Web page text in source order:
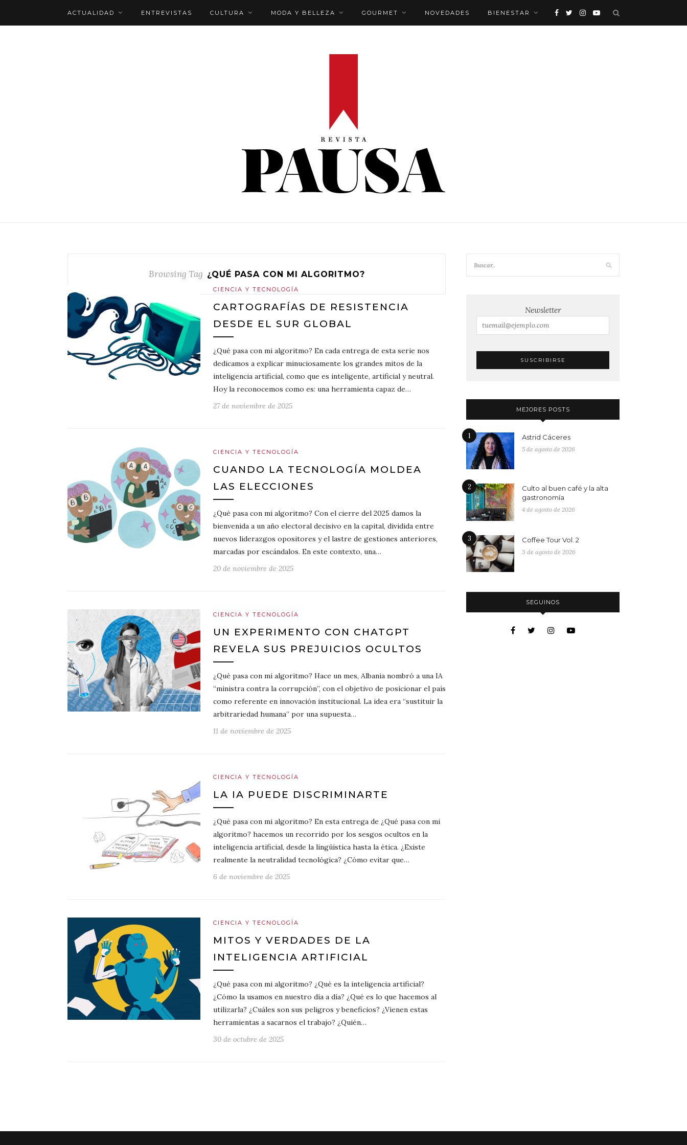
ACTUALIDAD ENTREVISTAS CULTURA MODA Y BELLEZA GOURMET NOVEDADES BIENESTAR
Browsing Tag ¿QUÉ PASA CON MI ALGORITMO?
CIENCIA Y TECNOLOGÍA
CARTOGRAFÍAS DE RESISTENCIA
DESDE EL SUR GLOBAL
¿Qué pasa con mi algoritmo? En cada entrega de esta serie nos
dedicamos a explicar minuciosamente los grandes mitos de la
inteligencia artificial, como que es inteligente, artificial y neutral.
Hoy la reconocemos como es: una herramienta capaz de…
27 de noviembre de 2025
CIENCIA Y TECNOLOGÍA
CUANDO LA TECNOLOGÍA MOLDEA
LAS ELECCIONES
¿Qué pasa con mi algoritmo? Con el cierre del 2025 damos la
bienvenida a un año electoral decisivo en la capital, dividida entre
nuevos liderazgos opositores y el lastre de gestiones anteriores,
marcadas por escándalos. En este contexto, una…
20 de noviembre de 2025
CIENCIA Y TECNOLOGÍA
UN EXPERIMENTO CON CHATGPT
REVELA SUS PREJUICIOS OCULTOS
¿Qué pasa con mi algoritmo? Hace un mes, Albania nombró a una IA
“ministra contra la corrupción”, con el objetivo de posicionar el país
como referente en innovación institucional. La idea era “sustituir la
arbitrariedad humana” por una supuesta…
11 de noviembre de 2025
CIENCIA Y TECNOLOGÍA
LA IA PUEDE DISCRIMINARTE
¿Qué pasa con mi algoritmo? En esta entrega de ¿Qué pasa con mi
algoritmo? hacemos un recorrido por los sesgos ocultos en la
inteligencia artificial, desde la lingüística hasta la ética. ¿Existe
realmente la neutralidad tecnológica? ¿Cómo evitar que…
6 de noviembre de 2025
CIENCIA Y TECNOLOGÍA
MITOS Y VERDADES DE LA
INTELIGENCIA ARTIFICIAL
¿Qué pasa con mi algoritmo? ¿Qué es la inteligencia artificial?
¿Cómo la usamos en nuestro día a día? ¿Qué es lo que hacemos al
utilizarla? ¿Cuáles son sus peligros y beneficios? ¿Vienen estas
herramientas a sacarnos el trabajo? ¿Quién…
30 de octubre de 2025
Newsletter
MEJORES POSTS
1 Astrid Cáceres
5 de agosto de 2026
2
Culto al buen café y la alta
gastronomía
4 de agosto de 2026
3 Coffee Tour Vol. 2
3 de agosto de 2026
SEGUINOS